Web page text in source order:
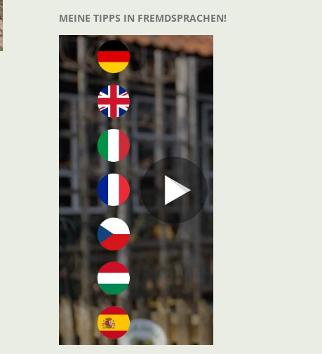
MEINE TIPPS IN FREMDSPRACHEN!